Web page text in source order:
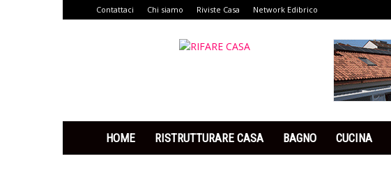
Contattaci Chi siamo Riviste Casa Network Edibrico
HOME RISTRUTTURARE CASA BAGNO CUCINA